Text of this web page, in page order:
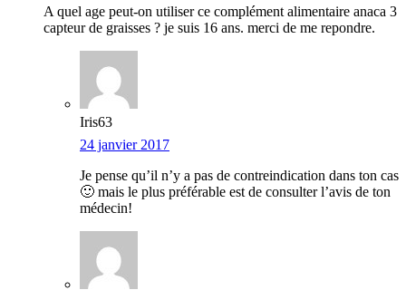
A quel age peut-on utiliser ce complément alimentaire anaca 3
capteur de graisses ? je suis 16 ans. merci de me repondre.
Iris63
24 janvier 2017
Je pense qu’il n’y a pas de contreindication dans ton cas
🙂 mais le plus préférable est de consulter l’avis de ton
médecin!